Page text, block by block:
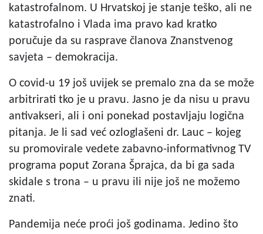
katastrofalnom. U Hrvatskoj je stanje teško, ali ne
katastrofalno i Vlada ima pravo kad kratko
poručuje da su rasprave članova Znanstvenog
savjeta – demokracija.
O covid-u 19 još uvijek se premalo zna da se može
arbitrirati tko je u pravu. Jasno je da nisu u pravu
antivakseri, ali i oni ponekad postavljaju logična
pitanja. Je li sad već ozloglašeni dr. Lauc – kojeg
su promovirale vedete zabavno-informativnog TV
programa poput Zorana Šprajca, da bi ga sada
skidale s trona – u pravu ili nije još ne možemo
znati.
Pandemija neće proći još godinama. Jedino što